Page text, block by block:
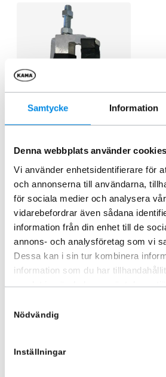
Samtycke Information
Denna webbplats använder cookies
Vi använder enhetsidentifierare för
och annonserna till användarna,
för sociala medier och analysera
vidarebefordrar även sådana
information från din enhet till de
annons- och analysföretag som vi
Dessa kan i sin tur kombinera
information som du har
Nödvändig
Inställningar
ARTNR:4113
613,75kr
Inkl. moms
Lägg i varukorg
Liknande produkter